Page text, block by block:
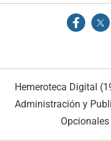
Hemeroteca Digital
Administración y